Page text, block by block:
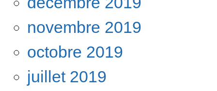
novembre 2019
octobre 2019
juillet 2019